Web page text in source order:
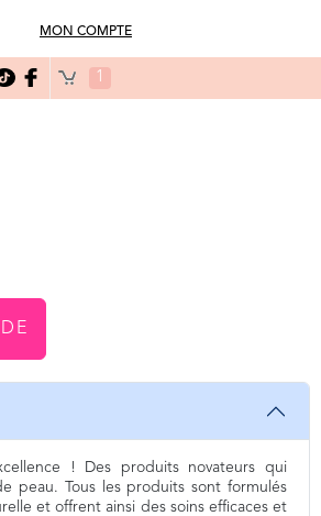
MON COMPTE
1
! Des produits novateurs qui
peau. Tous les produits sont formulés
et offrent ainsi des soins efficaces et